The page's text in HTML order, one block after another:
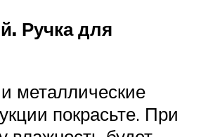
Ручка для
металлические
покрасьте. При